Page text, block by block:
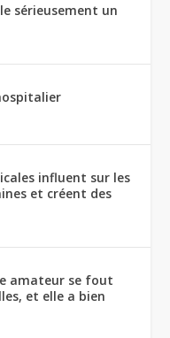
sérieusement un
influent sur les
et créent des
amateur se fout
et elle a bien